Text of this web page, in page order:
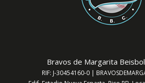
Bravos de Margarita Beisbol
RIF: J-30454160-0 |